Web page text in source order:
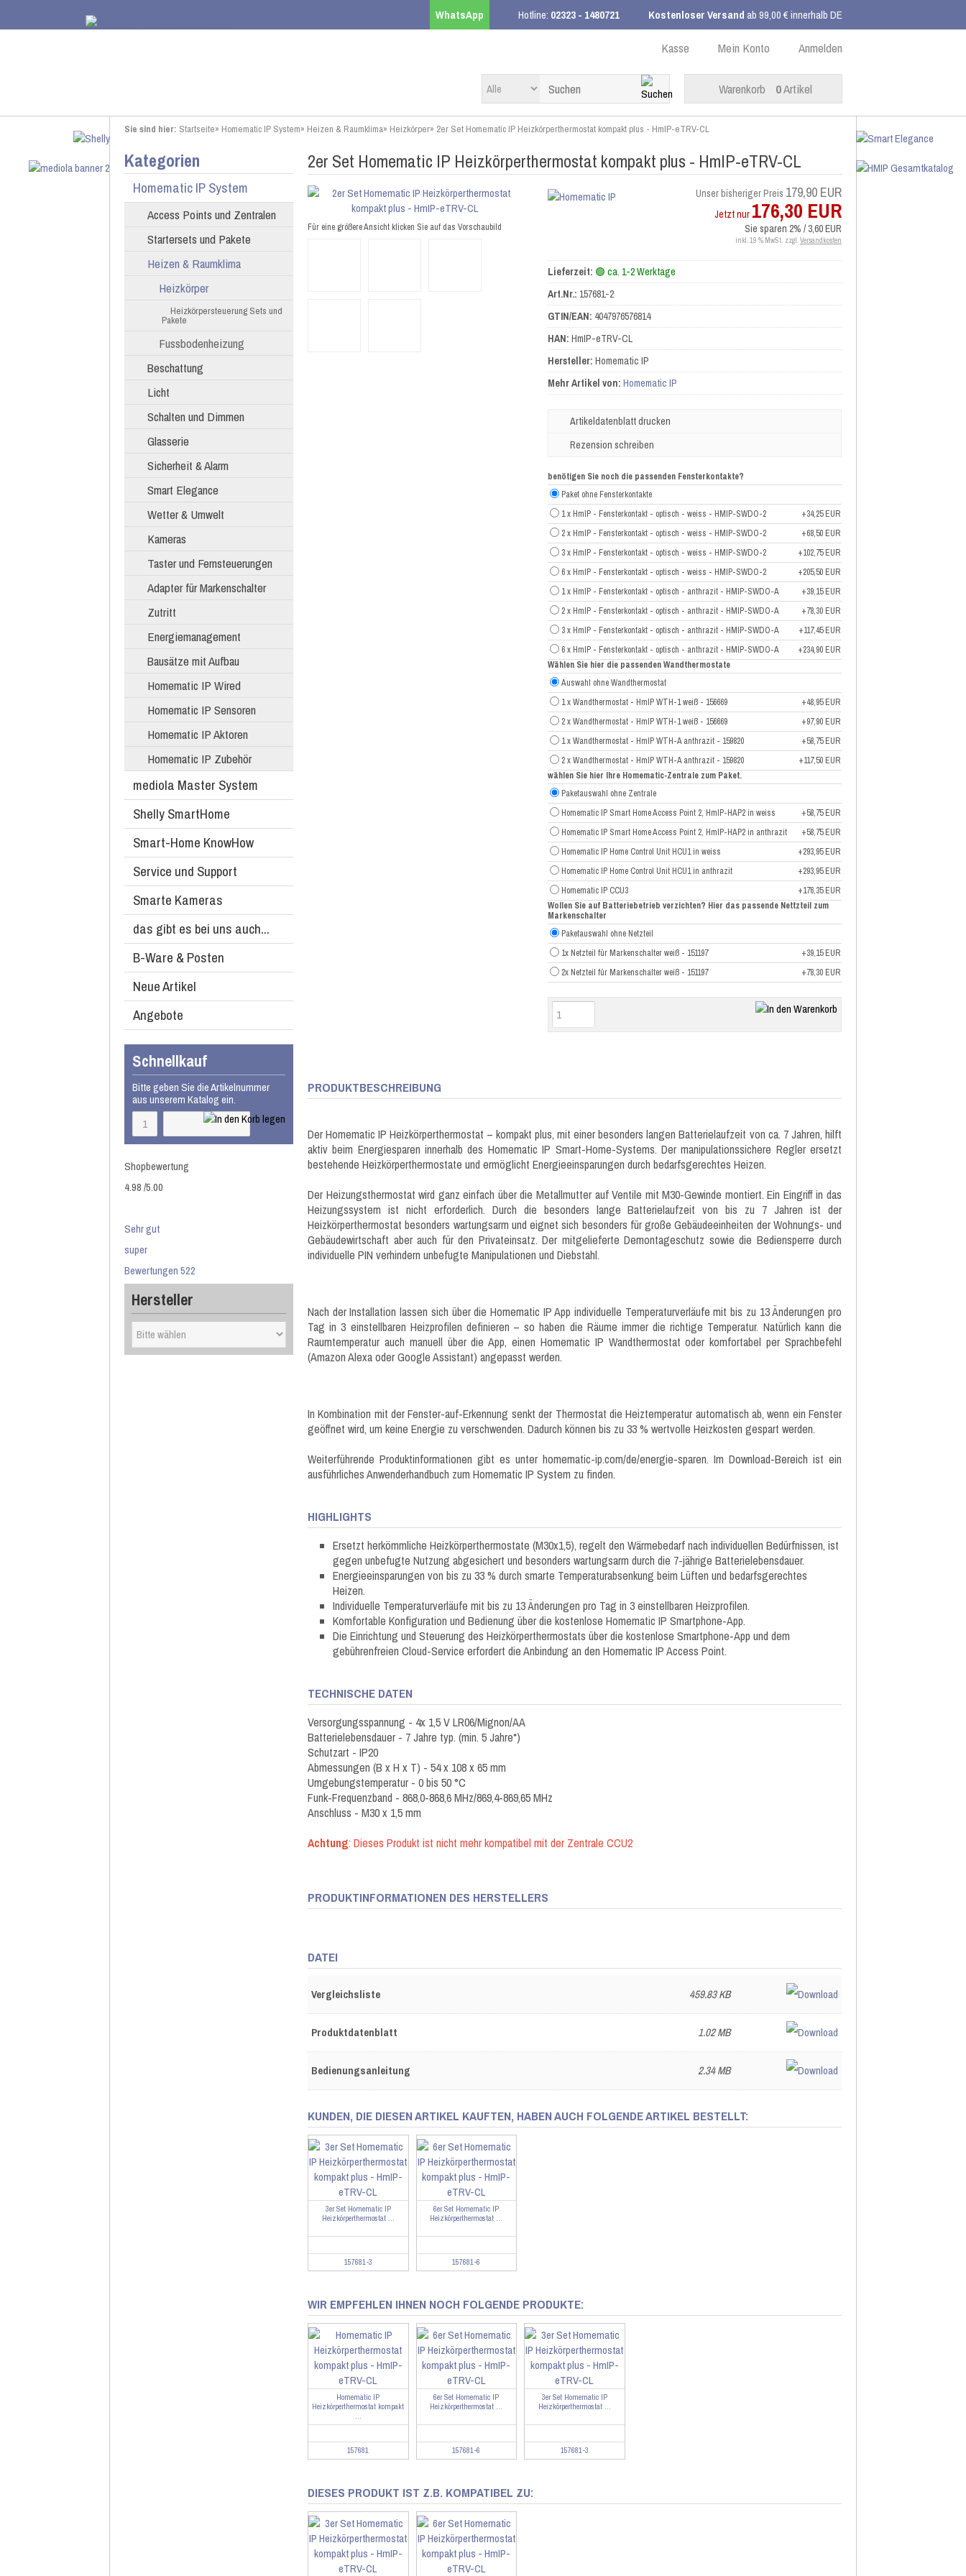
WhatsApp Hotline: 02323 - 1480721 Kostenloser Versandab 99,00 € innerhalb DE
Anmelden
Mein Konto
Kasse
Warenkorb 0Artikel
Sie sind hier: Startseite» Homematic IP System» Heizen & Raumklima» Heizkörper» 2er Set Homematic IP Heizkörperthermostat kompakt plus - HmIP-eTRV-CL
Kategorien
Homematic IP System
Access Points und Zentralen
Startersets und Pakete
Heizen & Raumklima
Heizkörper
Heizkörpersteuerung Sets und
Pakete
Fussbodenheizung
Beschattung
Licht
Schalten und Dimmen
Glasserie
Sicherheit & Alarm
Smart Elegance
Wetter & Umwelt
Kameras
Taster und Fernsteuerungen
Adapter für Markenschalter
Zutritt
Energiemanagement
Bausätze mit Aufbau
Homematic IP Wired
Homematic IP Sensoren
Homematic IP Aktoren
Homematic IP Zubehör
mediola Master System
Shelly SmartHome
Smart-Home KnowHow
Service und Support
Smarte Kameras
das gibt es bei uns auch...
B-Ware & Posten
Neue Artikel
Angebote
Schnellkauf
Bitte geben Sie die Artikelnummer
aus unserem Katalog ein.
Shopbewertung
4.98/5.00
Sehr gut
super
Bewertungen 522
Hersteller
2er Set Homematic IP Heizkörperthermostat kompakt plus - HmIP-eTRV-CL
Für eine größere Ansicht klicken Sie auf das Vorschaubild
Unser bisheriger Preis 179,90 EUR
Jetzt nur 176,30 EUR
Sie sparen 2% / 3,60 EUR
inkl. 19 % MwSt. zzgl. Versandkosten
Lieferzeit: 🟢 ca. 1-2 Werktage
Art.Nr.: 157681-2
GTIN/EAN: 4047976576814
HAN: HmIP-eTRV-CL
Hersteller: Homematic IP
Mehr Artikel von: Homematic IP
Artikeldatenblatt drucken
Rezension schreiben
benötigen Sie noch die passenden Fensterkontakte?
Paket ohne Fensterkontakte
1 x HmIP - Fensterkontakt - optisch - weiss - HMIP-SWDO-2
+34,25 EUR
2 x HmIP - Fensterkontakt - optisch - weiss - HMIP-SWDO-2
+68,50 EUR
3 x HmIP - Fensterkontakt - optisch - weiss - HMIP-SWDO-2
+102,75 EUR
6 x HmIP - Fensterkontakt - optisch - weiss - HMIP-SWDO-2
+205,50 EUR
1 x HmIP - Fensterkontakt - optisch - anthrazit - HMIP-SWDO-A
+39,15 EUR
2 x HmIP - Fensterkontakt - optisch - anthrazit - HMIP-SWDO-A
+78,30 EUR
3 x HmIP - Fensterkontakt - optisch - anthrazit - HMIP-SWDO-A
+117,45 EUR
6 x HmIP - Fensterkontakt - optisch - anthrazit - HMIP-SWDO-A
+234,90 EUR
Wählen Sie hier die passenden Wandthermostate
Auswahl ohne Wandthermostat
1 x Wandthermostat - HmIP WTH-1 weiß - 156669
+48,95 EUR
2 x Wandthermostat - HmIP WTH-1 weiß - 156669
+97,90 EUR
1 x Wandthermostat - HmIP WTH-A anthrazit - 159820
+58,75 EUR
2 x Wandthermostat - HmIP WTH-A anthrazit - 159820
+117,50 EUR
wählen Sie hier Ihre Homematic-Zentrale zum Paket.
Paketauswahl ohne Zentrale
Homematic IP Smart Home Access Point 2, HmIP-HAP2 in weiss
+58,75 EUR
Homematic IP Smart Home Access Point 2, HmIP-HAP2 in anthrazit
+58,75 EUR
Homematic IP Home Control Unit HCU1 in weiss
+293,95 EUR
Homematic IP Home Control Unit HCU1 in anthrazit
+293,95 EUR
Homematic IP CCU3
+176,35 EUR
Wollen Sie auf Batteriebetrieb verzichten? Hier das passende Nettzteil zum
Markenschalter
Paketauswahl ohne Netzteil
1x Netzteil für Markenschalter weiß - 151197
+39,15 EUR
2x Netzteil für Markenschalter weiß - 151197
+78,30 EUR
PRODUKTBESCHREIBUNG
Der Homematic IP Heizkörperthermostat – kompakt plus, mit einer besonders langen Batterielaufzeit von ca. 7 Jahren, hilft
aktiv beim Energiesparen innerhalb des Homematic IP Smart-Home-Systems. Der manipulationssichere Regler ersetzt
bestehende Heizkörperthermostate und ermöglicht Energieeinsparungen durch bedarfsgerechtes Heizen.
Der Heizungsthermostat wird ganz einfach über die Metallmutter auf Ventile mit M30-Gewinde montiert. Ein Eingriff in das
Heizungssystem ist nicht erforderlich. Durch die besonders lange Batterielaufzeit von bis zu 7 Jahren ist der
Heizkörperthermostat besonders wartungsarm und eignet sich besonders für große Gebäudeeinheiten der Wohnungs- und
Gebäudewirtschaft aber auch für den Privateinsatz. Der mitgelieferte Demontageschutz sowie die Bediensperre durch
individuelle PIN verhindern unbefugte Manipulationen und Diebstahl.
Nach der Installation lassen sich über die Homematic IP App individuelle Temperaturverläufe mit bis zu 13 Änderungen pro
Tag in 3 einstellbaren Heizprofilen definieren – so haben die Räume immer die richtige Temperatur. Natürlich kann die
Raumtemperatur auch manuell über die App, einen Homematic IP Wandthermostat oder komfortabel per Sprachbefehl
(Amazon Alexa oder Google Assistant) angepasst werden.
In Kombination mit der Fenster-auf-Erkennung senkt der Thermostat die Heiztemperatur automatisch ab, wenn ein Fenster
geöffnet wird, um keine Energie zu verschwenden. Dadurch können bis zu 33 % wertvolle Heizkosten gespart werden.
Weiterführende Produktinformationen gibt es unter homematic-ip.com/de/energie-sparen. Im Download-Bereich ist ein
ausführliches Anwenderhandbuch zum Homematic IP System zu finden.
HIGHLIGHTS
Ersetzt herkömmliche Heizkörperthermostate (M30x1,5), regelt den Wärmebedarf nach individuellen Bedürfnissen, ist
gegen unbefugte Nutzung abgesichert und besonders wartungsarm durch die 7-jährige Batterielebensdauer.
Energieeinsparungen von bis zu 33 % durch smarte Temperaturabsenkung beim Lüften und bedarfsgerechtes
Heizen.
Individuelle Temperaturverläufe mit bis zu 13 Änderungen pro Tag in 3 einstellbaren Heizprofilen.
Komfortable Konfiguration und Bedienung über die kostenlose Homematic IP Smartphone-App.
Die Einrichtung und Steuerung des Heizkörperthermostats über die kostenlose Smartphone-App und dem
gebührenfreien Cloud-Service erfordert die Anbindung an den Homematic IP Access Point.
TECHNISCHE DATEN
Versorgungsspannung - 4x 1,5 V LR06/Mignon/AA
Batterielebensdauer - 7 Jahre typ. (min. 5 Jahre*)
Schutzart - IP20
Abmessungen (B x H x T) - 54 x 108 x 65 mm
Umgebungstemperatur - 0 bis 50 °C
Funk-Frequenzband - 868,0-868,6 MHz/869,4-869,65 MHz
Anschluss - M30 x 1,5 mm
Achtung: Dieses Produkt ist nicht mehr kompatibel mit der Zentrale CCU2
PRODUKTINFORMATIONEN DES HERSTELLERS
DATEI
Vergleichsliste 459.83 KB
Produktdatenblatt 1.02 MB
Bedienungsanleitung 2.34 MB
KUNDEN, DIE DIESEN ARTIKEL KAUFTEN, HABEN AUCH FOLGENDE ARTIKEL BESTELLT:
3er Set Homematic IP
Heizkörperthermostat ...
157681-3
6er Set Homematic IP
Heizkörperthermostat ...
157681-6
WIR EMPFEHLEN IHNEN NOCH FOLGENDE PRODUKTE:
Homematic IP
Heizkörperthermostat kompakt
...
157681
6er Set Homematic IP
Heizkörperthermostat ...
157681-6
3er Set Homematic IP
Heizkörperthermostat ...
157681-3
DIESES PRODUKT IST Z.B. KOMPATIBEL ZU: